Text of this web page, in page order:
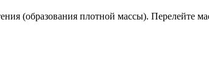
(образования плотной массы). Перелейте